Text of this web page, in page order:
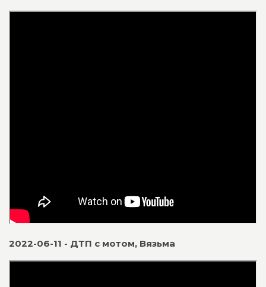
2022-06-11 - ДТП с мотом, Вязьма